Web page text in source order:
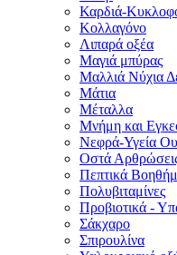
Καρδιά-
Κολλαγόνο
Λιπαρά οξέα
Μαγιά μπύρας
Μαλλιά Νύχια
Μάτια
Μέταλλα
Μνήμη και
Νεφρά-Υγεία
Οστά
Πεπτικά
Πολυβιταμίνες
Προβιοτικά -
Σάκχαρο
Σπιρουλίνα